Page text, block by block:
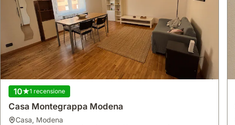
10 1 recensione
Casa Montegrappa Modena
casa, Modena